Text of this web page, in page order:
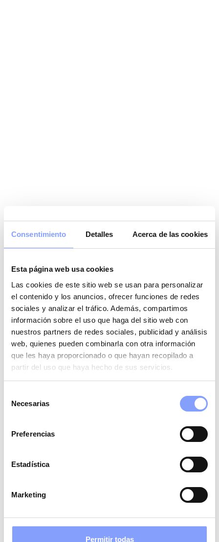
Consentimiento Detalles Acerca de las cookies
Esta página web usa cookies
Las cookies de este sitio web se usan para personalizar
el contenido y los anuncios, ofrecer funciones de redes
sociales y analizar el tráfico. Además, compartimos
información sobre el uso que haga del sitio web con
nuestros partners de redes sociales, publicidad y análisis
web, quienes pueden combinarla con otra información
que les haya proporcionado o que hayan recopilado a
partir del uso que haya hecho de sus servicios.
Necesarias
Preferencias
Estadística
Marketing
Permitir todas